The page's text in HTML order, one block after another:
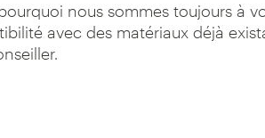
nous sommes toujours à
avec des matériaux déjà